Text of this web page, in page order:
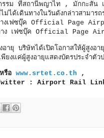
กรรม ที่สถานีพญาไท , มักกะสั
เดินทางในวันดังกล่าวสามาร
นทางเฟซบุ๊ค Official Page
มทาง เฟซบุ๊ค Official Page
ยุ บริษัทได้เปิดโอกาสให้ผู้สูงอ
ผู้สูงอายุแสดงบัตรประจำตัวป
รือ www.srtet.co.th ,
Twitter : Airport Rail